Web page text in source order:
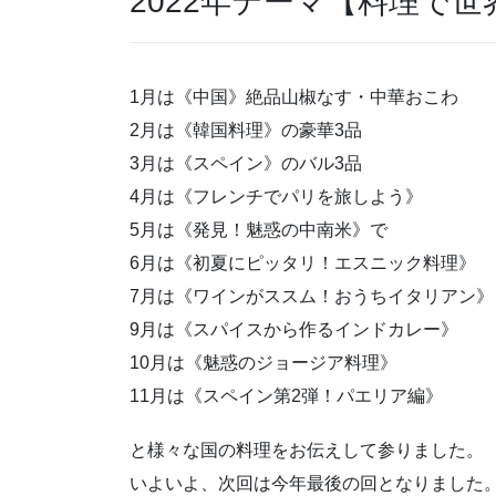
1月は《中国》絶品山椒なす・中華おこわ
2月は《韓国料理》の豪華3品
3月は《スペイン》のバル3品
4月は《フレンチでパリを旅しよう》
5月は《発見！魅惑の中南米》で
6月は《初夏にピッタリ！エスニック料理》
7月は《ワインがススム！おうちイタリアン》
9月は《スパイスから作るインドカレー》
10月は《魅惑のジョージア料理》
11月は《スペイン第2弾！パエリア編》
と様々な国の料理をお伝えして参りました。
いよいよ、次回は今年最後の回となりました。